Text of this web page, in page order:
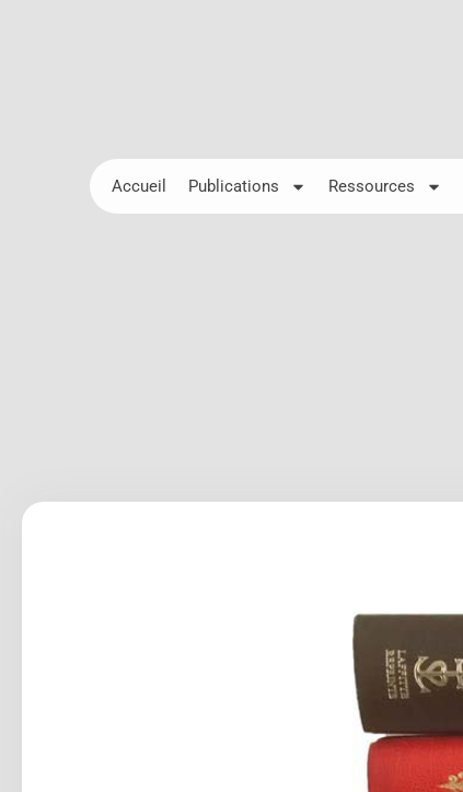
Accueil Publications Ressources